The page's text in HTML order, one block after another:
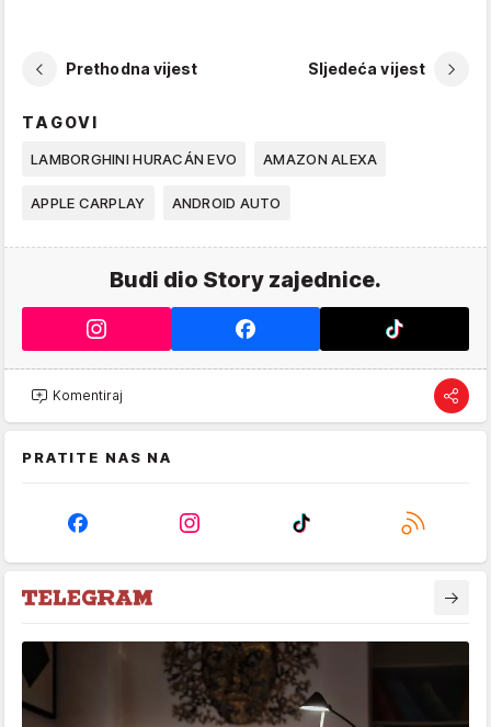
Prethodna vijest Sljedeća vijest
TAGOVI
LAMBORGHINI HURACÁN EVO AMAZON ALEXA
APPLE CARPLAY ANDROID AUTO
Budi dio Story zajednice.
Komentiraj
PRATITE NAS NA